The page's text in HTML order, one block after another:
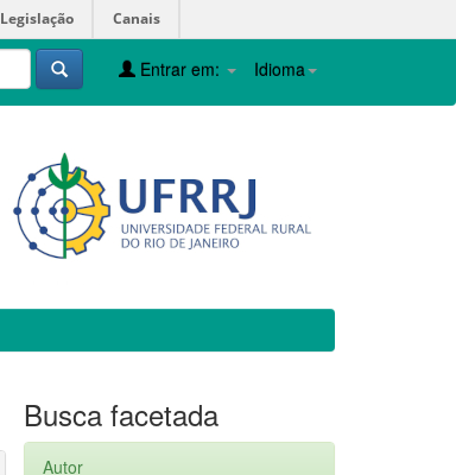
Legislação Canais
Idioma
Entrar em:
Busca facetada
Autor